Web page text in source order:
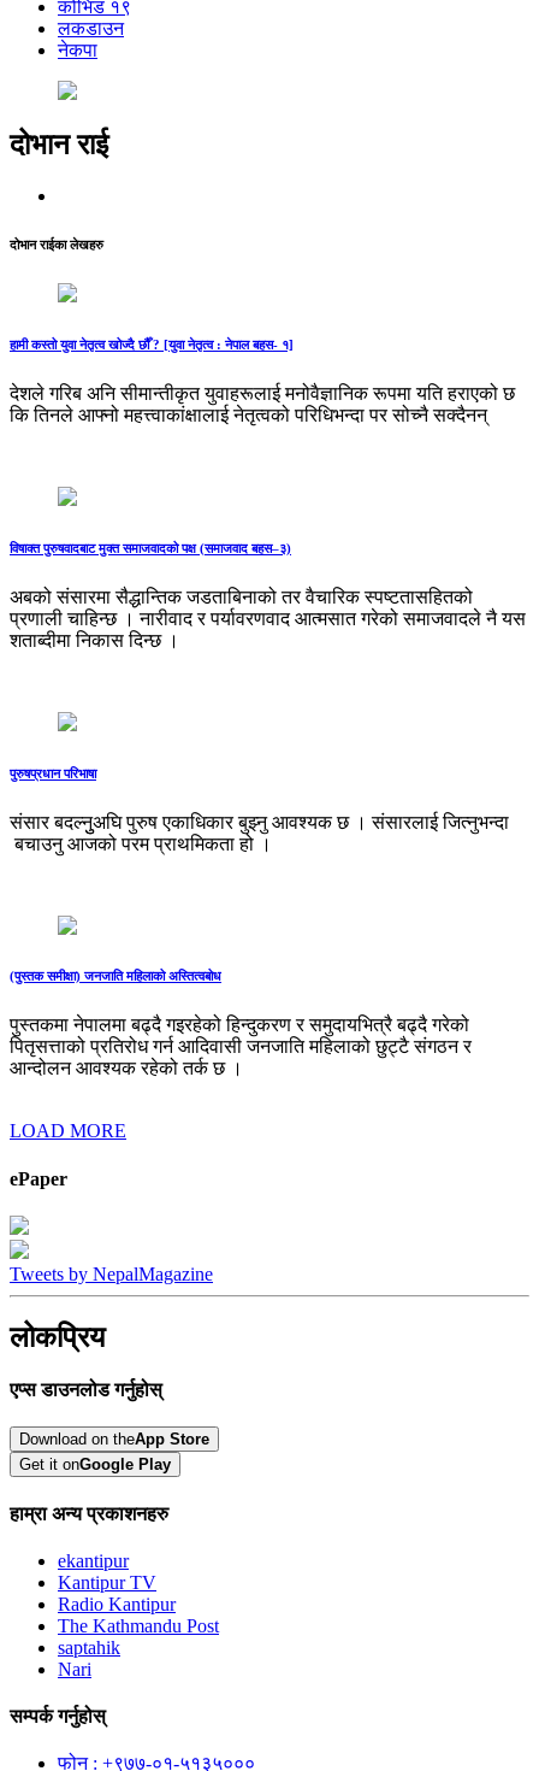
कोभिड १९
लकडाउन
नेकपा
दोभान राई
दोभान राईका लेखहरु
हामी कस्तो युवा नेतृत्व खोज्दै छौँ ? [युवा नेतृत्व : नेपाल बहस- १]
देशले गरिब अनि सीमान्तीकृत युवाहरूलाई मनोवैज्ञानिक रूपमा यति हराएको छ
कि तिनले आफ्नो महत्त्वाकांक्षालाई नेतृत्वको परिधिभन्दा पर सोच्नै सक्दैनन्
विषाक्त पुरुषवादबाट मुक्त समाजवादको पक्ष (समाजवाद बहस–३)
अबको संसारमा सैद्धान्तिक जडताबिनाको तर वैचारिक स्पष्टतासहितको
प्रणाली चाहिन्छ । नारीवाद र पर्यावरणवाद आत्मसात गरेको समाजवादले नै यस
शताब्दीमा निकास दिन्छ ।
पुरुषप्रधान परिभाषा
संसार बदल्नुुअघि पुरुष एकाधिकार बुझ्नु आवश्यक छ । संसारलाई जित्नुभन्दा
बचाउनु आजको परम प्राथमिकता हो ।
(पुस्तक समीक्षा) जनजाति महिलाको अस्तित्वबोध
पुस्तकमा नेपालमा बढ्दै गइरहेको हिन्दुकरण र समुदायभित्रै बढ्दै गरेको
पितृसत्ताको प्रतिरोध गर्न आदिवासी जनजाति महिलाको छुट्टै संगठन र
आन्दोलन आवश्यक रहेको तर्क छ ।
LOAD MORE
ePaper
Tweets by NepalMagazine
लोकप्रिय
एप्स डाउनलोड गर्नुहोस्
Download on theApp Store
Get it onGoogle Play
हाम्रा अन्य प्रकाशनहरु
ekantipur
Kantipur TV
Radio Kantipur
The Kathmandu Post
saptahik
Nari
सम्पर्क गर्नुहोस्
फोन : +९७७-०१-५१३५०००